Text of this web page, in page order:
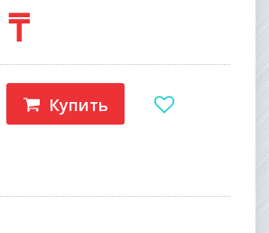
₸
Купить